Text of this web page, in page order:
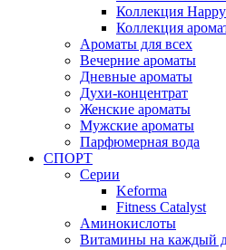
Коллекция
Коллекция
Ароматы для всех
Вечерние ароматы
Дневные ароматы
Духи-концентрат
Женские ароматы
Мужские ароматы
Парфюмерная вода
СПОРТ
Серии
Keforma
Fitness Catalyst
Аминокислоты
Витамины на каждый